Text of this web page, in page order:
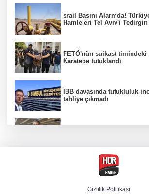
srail Basını Alarmda!
Hamleleri Tel Aviv'i Tedirgin
FETÖ'nün suikast timindeki
Karatepe tutuklandı
İBB davasında tutukluluk
tahliye çıkmadı
MGK toplanıyor: Ana
Gizlilik Politikası